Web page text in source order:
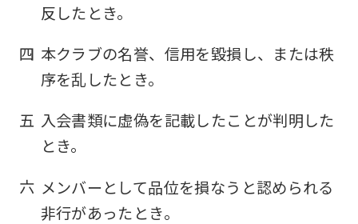
反したとき。
四 本クラブの名誉、信用を毀損し、または秩
序を乱したとき。
五 入会書類に虚偽を記載したことが判明した
とき。
六 メンバーとして品位を損なうと認められる
非行があったとき。